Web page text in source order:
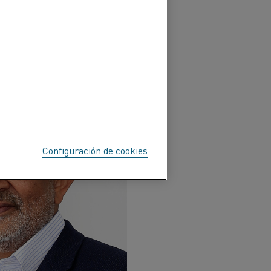
Configuración de cookies